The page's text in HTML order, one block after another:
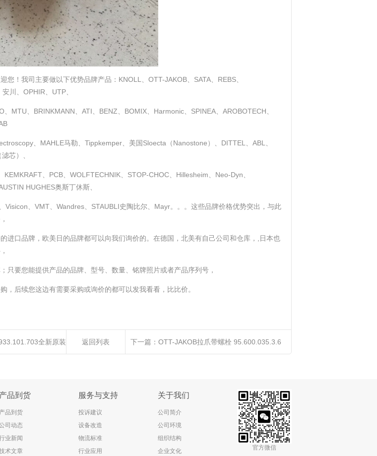
您！我司主要做以下优势品牌产品：KNOLL、OTT-JAKOB、SATA、REBS、
川、OPHIR、UTP、
、MTU、BRINKMANN、ATI、BENZ、BOMIX、Harmonic、SPINEA、AROBOTECH、
、MAHLE马勒、Tippkemper、美国Sloecta（Nanostone）、DITTEL、ABL、
芯）、
KEMKRAFT、PCB、WOLFTECHNIK、STOP-CHOC、Hillesheim、Neo-Dyn、
HUGHES奥斯丁休斯、
Visicon、VMT、Wandres、STAUBLI史陶比尔、Mayr。。。这些品牌价格优势突出，与此
进口品牌，欧美日的品牌都可以向我们询价的。在德国，北美有自己公司和仓库，,日本也
只要您能提供产品的品牌、型号、数量、铭牌照片或者产品序列号，
，后续您这边有需要采购或询价的都可以发我看看，比比价。
全新原装 返回列表 下一篇： OTT-JAKOB拉爪带螺栓 95.600.035.3.6
产品到货
产品到货
司动态
业新闻
术文章
服务与支持
投诉建议
设备改造
物流标准
行业应用
关于我们
公司简介
公司环境
组织结构
企业文化
官方微信